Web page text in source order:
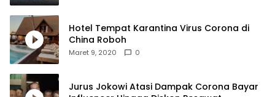
Hotel Tempat Karantina Virus Corona di
China Roboh
Maret 9, 2020 0
Jurus Jokowi Atasi Dampak Corona Bayar